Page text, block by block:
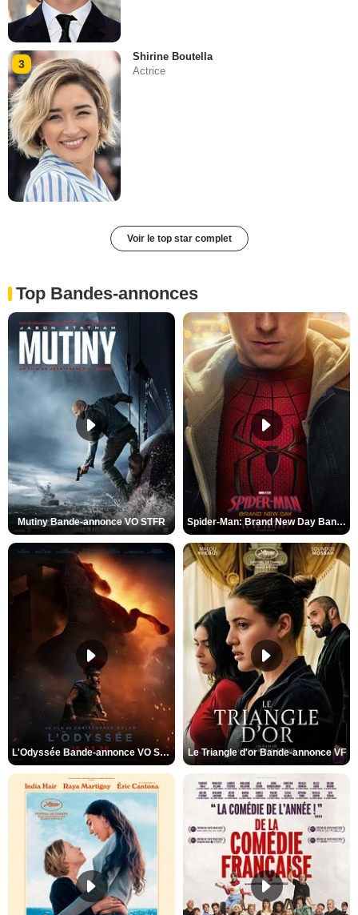
3
Shirine Boutella
Actrice
Voir le top star complet
Top Bandes-annonces
Mutiny Bande-annonce VO STFR Spider-Man: Brand New Day Bande-annonce VO STFR
L'Odyssée Bande-annonce VO STFR Le Triangle d'or Bande-annonce VF